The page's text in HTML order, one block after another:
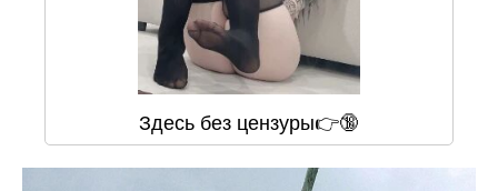
Здесь без цензуры👉🔞